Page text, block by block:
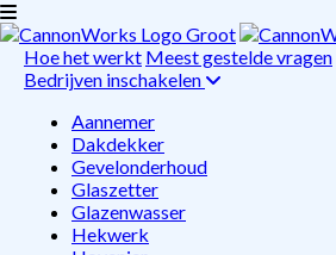
Hoe het werkt Meest gestelde vragen
Bedrijven inschakelen
Aannemer
Dakdekker
Gevelonderhoud
Glaszetter
Glazenwasser
Hekwerk